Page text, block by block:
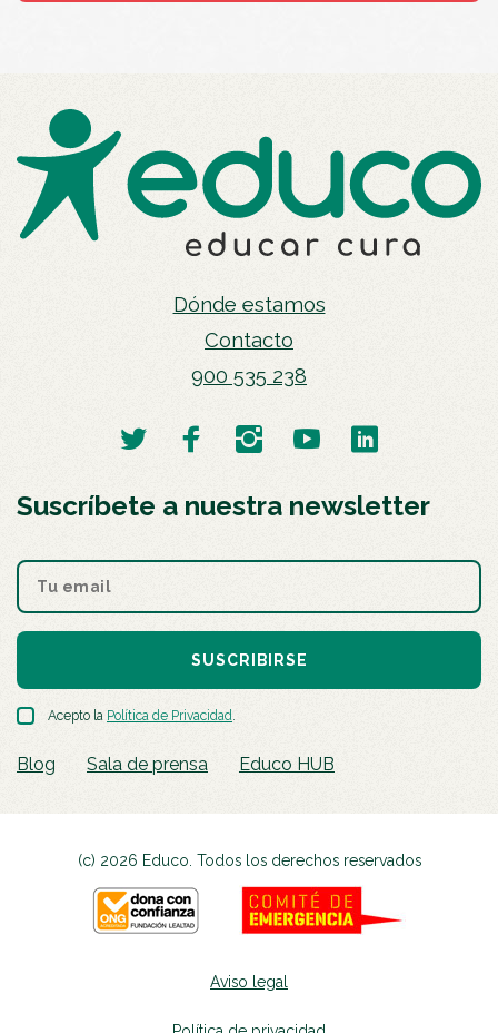
Dónde estamos
Contacto
900 535 238
Suscríbete a nuestra newsletter
SUSCRIBIRSE
Acepto la Política de Privacidad.
Blog Sala de prensa Educo HUB
(c) 2026 Educo. Todos los derechos reservados
Aviso legal